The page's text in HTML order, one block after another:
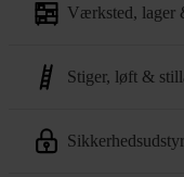
værksted, lager
stiger, løft &
sikkerhedsudstyr